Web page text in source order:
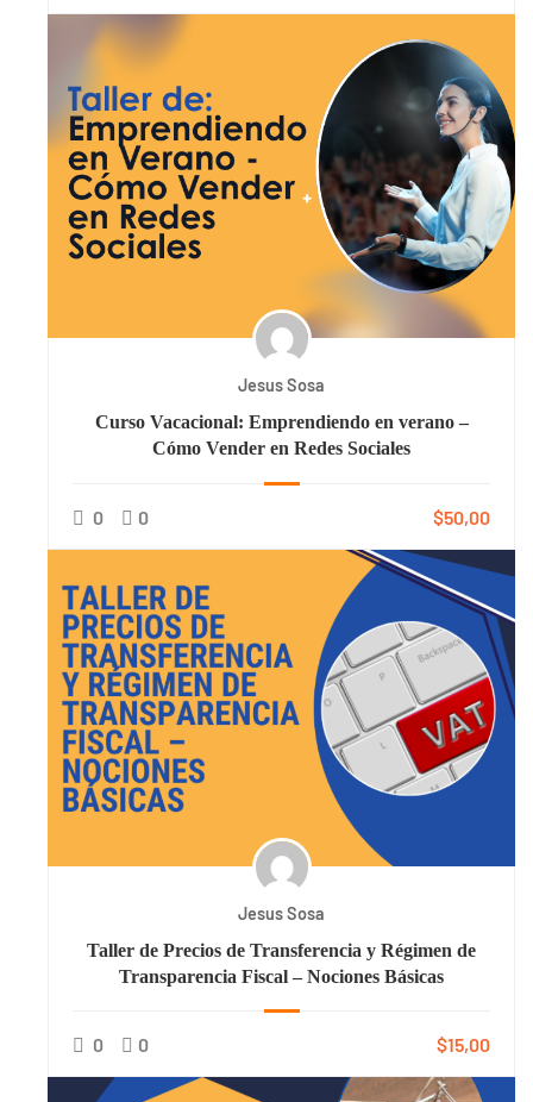
Jesus Sosa
Curso Vacacional: Emprendiendo en verano –
Cómo Vender en Redes Sociales
0 0 $50,00
Jesus Sosa
Taller de Precios de Transferencia y Régimen de
Transparencia Fiscal – Nociones Básicas
0 0 $15,00